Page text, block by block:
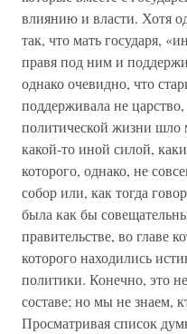
влиянию и власти. Хотя
так, что мать государя,
правя под ним и
однако очевидно, что
поддерживала не
политической жизни шло
какой-то иной силой,
которого, однако, не
собор или, как тогда
была как бы
правительстве, во главе
которого находились
политики. Конечно, это
составе; но мы не знаем,
Просматривая список